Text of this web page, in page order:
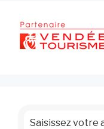
Saisissez votre